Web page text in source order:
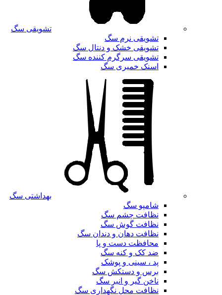
تشویقی سگ
تشویقی نرم سگ
تشویقی خشک و دنتال سگ
تشویقی سرگرم کننده سگ
اسنک خمیری سگ
بهداشتی سگ
شامپو سگ
نظافت چشم سگ
نظافت گوش سگ
نظافت دهان و دندان سگ
محافظت دست و پا
ضد کک و کنه سگ
پد ، سینی و پوشک
برس و دستکش سگ
ناخن گیر و انبر سگ
نظافت محل نگهداری سگ